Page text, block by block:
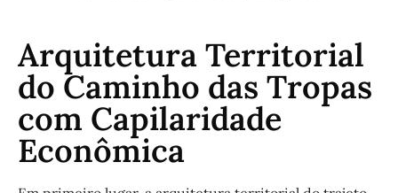
Arquitetura Territorial
do Caminho das Tropas
com Capilaridade
Econômica